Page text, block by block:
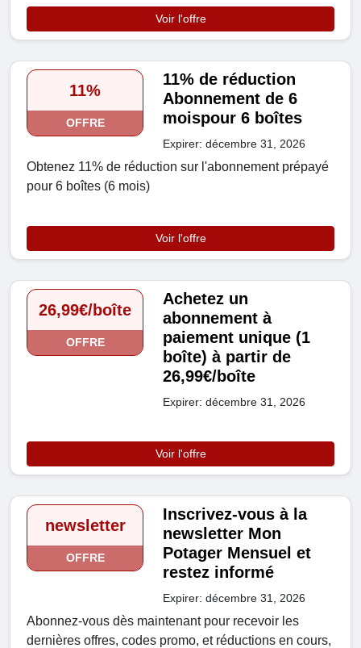
Voir l'offre
11%
OFFRE
11% de réduction
Abonnement de 6
moispour 6 boîtes
Expirer: décembre 31, 2026
Obtenez 11% de réduction sur l'abonnement prépayé
pour 6 boîtes (6 mois)
Voir l'offre
26,99€/boîte
OFFRE
Achetez un
abonnement à
paiement unique (1
boîte) à partir de
26,99€/boîte
Expirer: décembre 31, 2026
Voir l'offre
newsletter
OFFRE
Inscrivez-vous à la
newsletter Mon
Potager Mensuel et
restez informé
Expirer: décembre 31, 2026
Abonnez-vous dès maintenant pour recevoir les
dernières offres, codes promo, et réductions en cours,